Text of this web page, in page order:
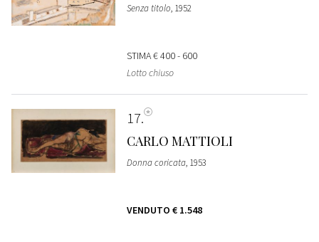
Senza titolo, 1952
STIMA€ 400 - 600
Lotto chiuso
17
CARLO MATTIOLI
Donna coricata, 1953
VENDUTO € 1.548